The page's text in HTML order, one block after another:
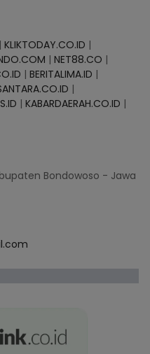
| KLIKTODAY.CO.ID |
| NET88.CO |
| BERITALIMA.ID |
|
| KABARDAERAH.CO.ID |
Bondowoso - Jawa